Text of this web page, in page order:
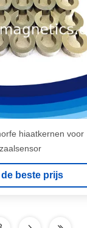
hiaatkernen voor
zaalsensor
beste prijs